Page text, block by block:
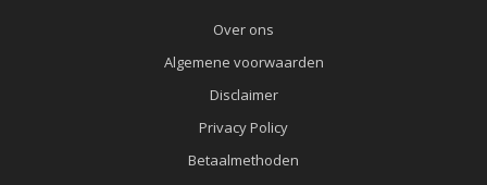
Over ons
Algemene voorwaarden
Disclaimer
Privacy Policy
Betaalmethoden